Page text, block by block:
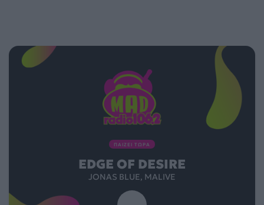
ΠΑΙΖΕΙ ΤΩΡΑ
EDGE OF DESIRE
JONAS BLUE, MALIVE